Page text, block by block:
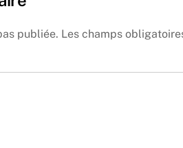
publiée. Les champs